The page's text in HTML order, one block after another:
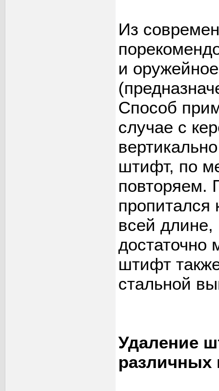
Из
и
Способ
случае с
штифт, по
повторяем.
пропитался
всей длине,
штифт
стальной
Удаление
различных